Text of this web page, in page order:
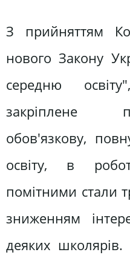
З прийняттям
нового Закону
середню
закріплене
обов'язкову,
освіту, в
помітними стали
зниженням
деяких